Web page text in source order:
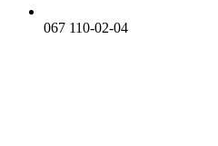
067 110-02-04